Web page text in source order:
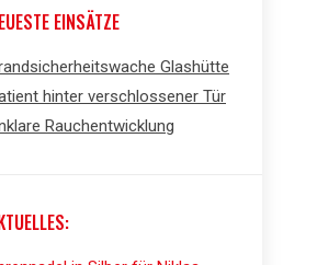
EINSÄTZE
Glashütte
hinter verschlossener Tür
Rauchentwicklung